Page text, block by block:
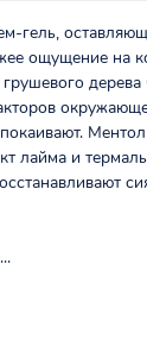
гель,
ощущение на
лайма и